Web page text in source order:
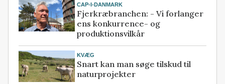
CAP-I-DANMARK
Fjerkræbranchen: - Vi forlanger
ens konkurrence- og
produktionsvilkår
KVÆG
Snart kan man søge tilskud til
naturprojekter